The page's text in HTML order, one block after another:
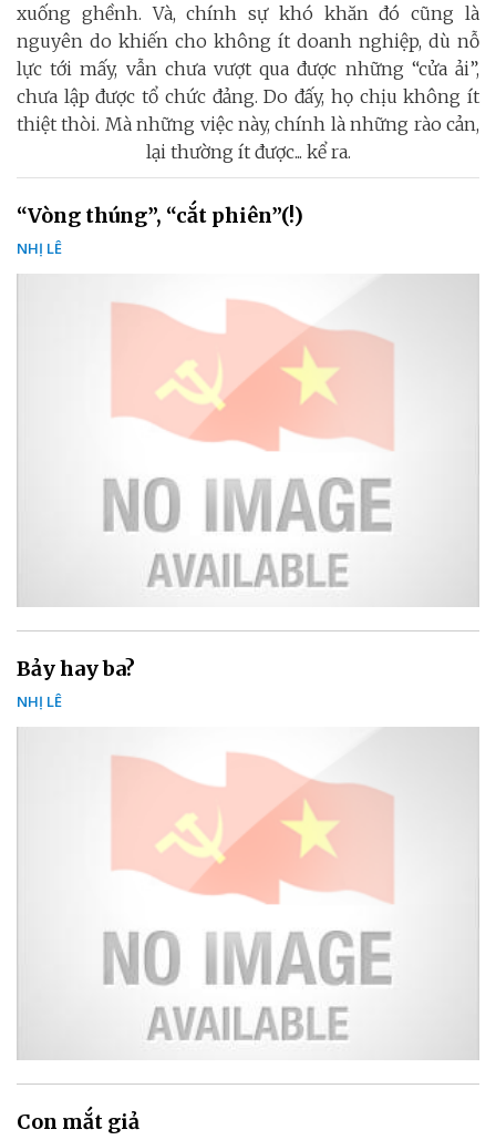
xuống ghềnh. Và, chính sự khó khăn đó cũng là
nguyên do khiến cho không ít doanh nghiệp, dù nỗ
lực tới mấy, vẫn chưa vượt qua được những “cửa ải”,
chưa lập được tổ chức đảng. Do đấy, họ chịu không ít
thiệt thòi. Mà những việc này, chính là những rào cản,
lại thường ít được... kể ra.
“Vòng thúng”, “cắt phiên”(!)
NHỊ LÊ
Bảy hay ba?
NHỊ LÊ
Con mắt giả